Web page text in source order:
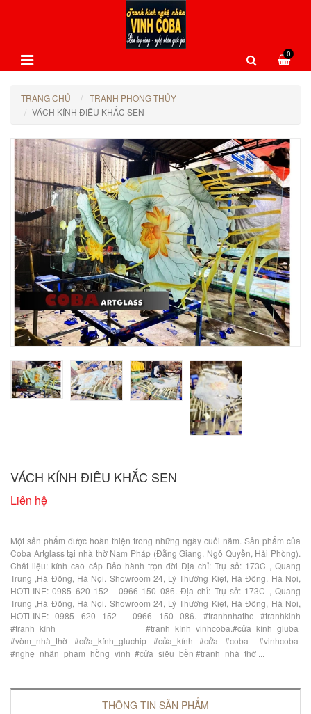
0
TRANG CHỦ
TRANH PHONG THỦY
VÁCH KÍNH ĐIÊU KHẮC SEN
VÁCH KÍNH ĐIÊU KHẮC SEN
Liên hệ
Một sản phẩm được hoàn thiện trong những ngày cuối năm. Sản phẩm của
Coba Artglass tại nhà thờ Nam Pháp (Đằng Giang, Ngô Quyền, Hải Phòng).
Chất liệu: kính cao cấp Bảo hành trọn đời Địa chỉ: Trụ sở: 173C , Quang
Trung ,Hà Đông, Hà Nội. Showroom 24, Lý Thường Kiệt, Hà Đông, Hà Nội,
HOTLINE: 0985 620 152 - 0966 150 086. Địa chỉ: Trụ sở: 173C , Quang
Trung ,Hà Đông, Hà Nội. Showroom 24, Lý Thường Kiệt, Hà Đông, Hà Nội,
HOTLINE: 0985 620 152 - 0966 150 086. #tranhnhatho #tranhkinh
#tranh_kính #tranh_kính_vinhcoba.#cửa_kính_gluba
#vòm_nhà_thờ #cửa_kính_gluchip #cửa_kính #cửa #coba #vinhcoba
#nghệ_nhân_phạm_hồng_vinh #cửa_siêu_bền #tranh_nhà_thờ ...
THÔNG TIN SẢN PHẨM